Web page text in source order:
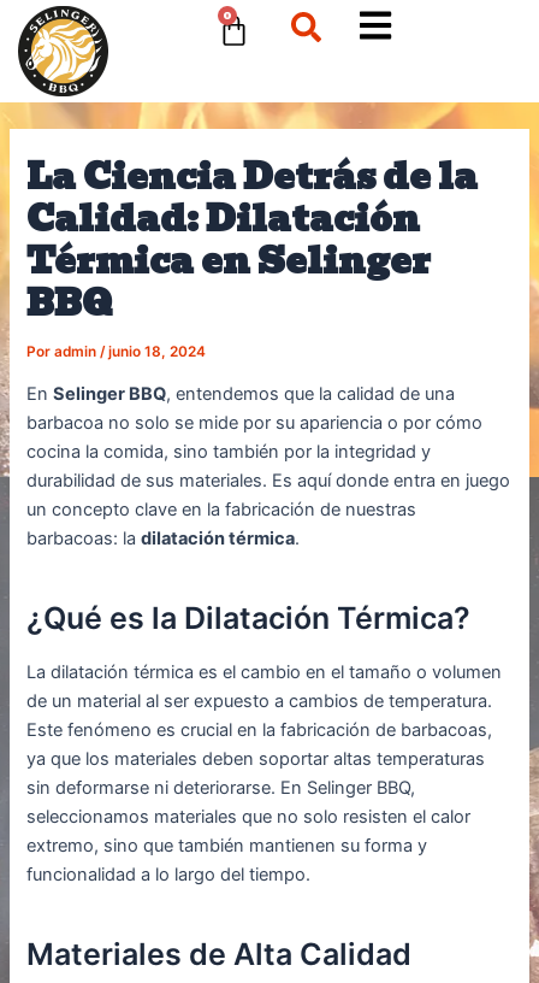
contenido
0 Cart
La Ciencia Detrás de la
Calidad: Dilatación
Térmica en Selinger
BBQ
Poradmin /junio 18, 2024
EnSelinger BBQ, entendemos que la calidad de una
barbacoa no solo se mide por su apariencia o por cómo
cocina la comida, sino también por la integridad y
durabilidad de sus materiales. Es aquí donde entra en juego
un concepto clave en la fabricación de nuestras
barbacoas: ladilatación térmica.
¿Qué es la Dilatación Térmica?
La dilatación térmica es el cambio en el tamaño o volumen
de un material al ser expuesto a cambios de temperatura.
Este fenómeno es crucial en la fabricación de barbacoas,
ya que los materiales deben soportar altas temperaturas
sin deformarse ni deteriorarse. En Selinger BBQ,
seleccionamos materiales que no solo resisten el calor
extremo, sino que también mantienen su forma y
funcionalidad a lo largo del tiempo.
Materiales de Alta Calidad
Navegación
de
entradas